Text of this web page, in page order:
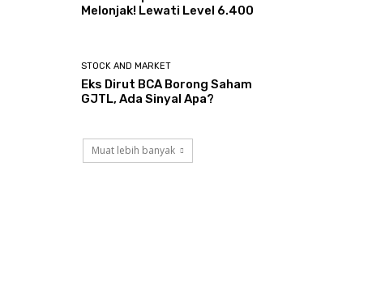
Melonjak! Lewati Level 6.400
STOCK AND MARKET
Eks Dirut BCA Borong Saham
GJTL, Ada Sinyal Apa?
Muat lebih banyak